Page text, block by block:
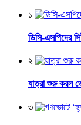
১
ডিসি-এসপিদের
২
যাত্রা শুরু করল
৩